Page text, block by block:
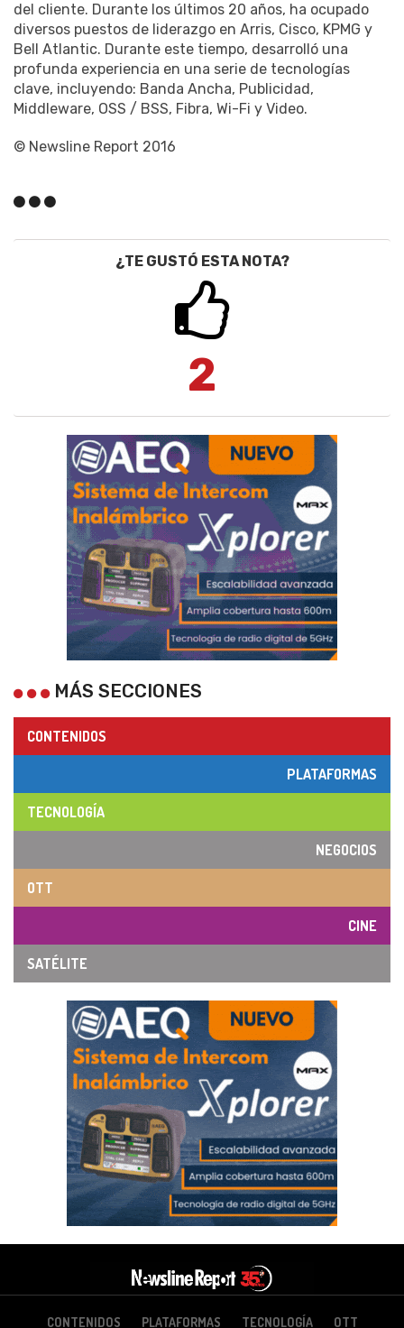
del cliente. Durante los últimos 20 años, ha ocupado
diversos puestos de liderazgo en Arris, Cisco, KPMG y
Bell Atlantic. Durante este tiempo, desarrolló una
profunda experiencia en una serie de tecnologías
clave, incluyendo: Banda Ancha, Publicidad,
Middleware, OSS / BSS, Fibra, Wi-Fi y Video.
© Newsline Report 2016
¿TE GUSTÓ ESTA NOTA?
2
MÁS SECCIONES
CONTENIDOS
PLATAFORMAS
TECNOLOGÍA
NEGOCIOS
OTT
CINE
SATÉLITE
CONTENIDOS PLATAFORMAS TECNOLOGÍA OTT